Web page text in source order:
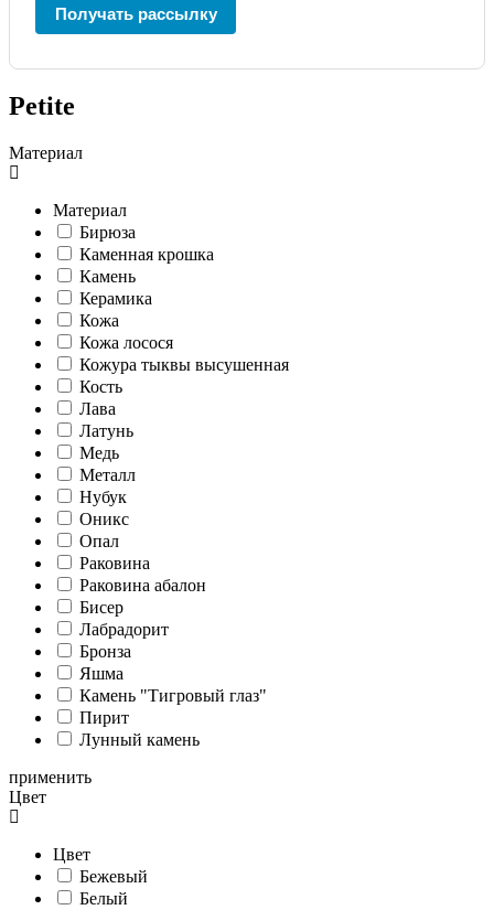
Получать рассылку
Petite
Материал
Материал
Бирюза
Каменная крошка
Камень
Керамика
Кожа
Кожа лосося
Кожура тыквы высушенная
Кость
Лава
Латунь
Медь
Металл
Нубук
Оникс
Опал
Раковина
Раковина абалон
Бисер
Лабрадорит
Бронза
Яшма
Камень "Тигровый глаз"
Пирит
Лунный камень
применить
Цвет
Цвет
Бежевый
Белый